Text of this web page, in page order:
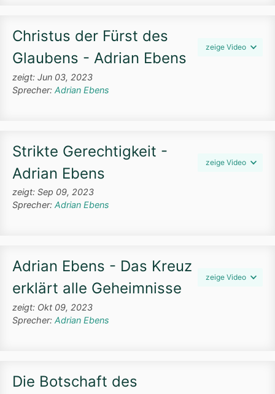
Christus der Fürst des
Glaubens - Adrian Ebens
zeige Video
zeigt: Jun 03, 2023
Sprecher: Adrian Ebens
Strikte Gerechtigkeit -
Adrian Ebens
zeige Video
zeigt: Sep 09, 2023
Sprecher: Adrian Ebens
Adrian Ebens - Das Kreuz
erklärt alle Geheimnisse
zeige Video
zeigt: Okt 09, 2023
Sprecher: Adrian Ebens
Die Botschaft des